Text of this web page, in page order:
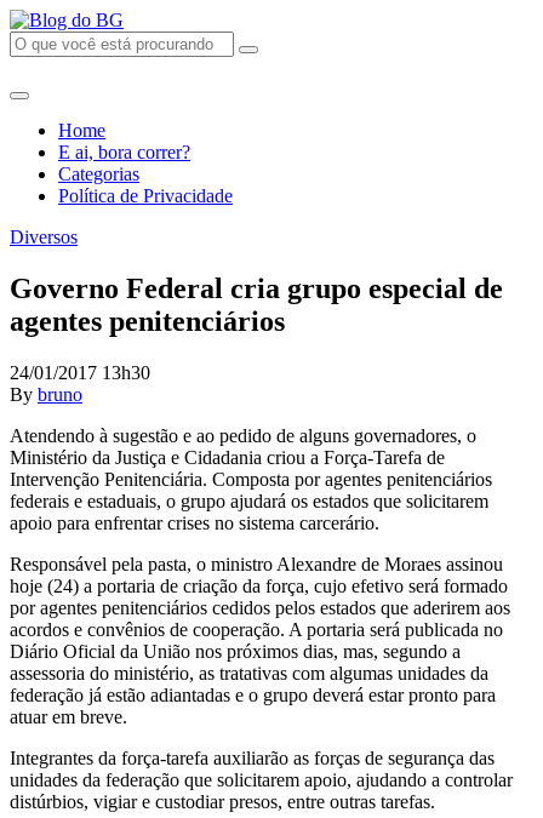
Home
E ai, bora correr?
Categorias
Política de Privacidade
Diversos
Governo Federal cria grupo especial de
agentes penitenciários
24/01/2017 13h30
By bruno
Atendendo à sugestão e ao pedido de alguns governadores, o
Ministério da Justiça e Cidadania criou a Força-Tarefa de
Intervenção Penitenciária. Composta por agentes penitenciários
federais e estaduais, o grupo ajudará os estados que solicitarem
apoio para enfrentar crises no sistema carcerário.
Responsável pela pasta, o ministro Alexandre de Moraes assinou
hoje (24) a portaria de criação da força, cujo efetivo será formado
por agentes penitenciários cedidos pelos estados que aderirem aos
acordos e convênios de cooperação. A portaria será publicada no
Diário Oficial da União nos próximos dias, mas, segundo a
assessoria do ministério, as tratativas com algumas unidades da
federação já estão adiantadas e o grupo deverá estar pronto para
atuar em breve.
Integrantes da força-tarefa auxiliarão as forças de segurança das
unidades da federação que solicitarem apoio, ajudando a controlar
distúrbios, vigiar e custodiar presos, entre outras tarefas.